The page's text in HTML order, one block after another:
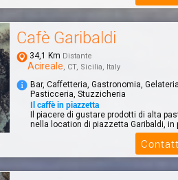
Cafè Garibaldi
34,1 Km Distante
Acireale, CT, Sicilia, Italy
Bar, Caffetteria, Gastronomia, Gelateria,
Pasticceria, Stuzzicheria
Il caffè in piazzetta
Il piacere di gustare prodotti di alta
nella location di piazzetta Garibaldi, in